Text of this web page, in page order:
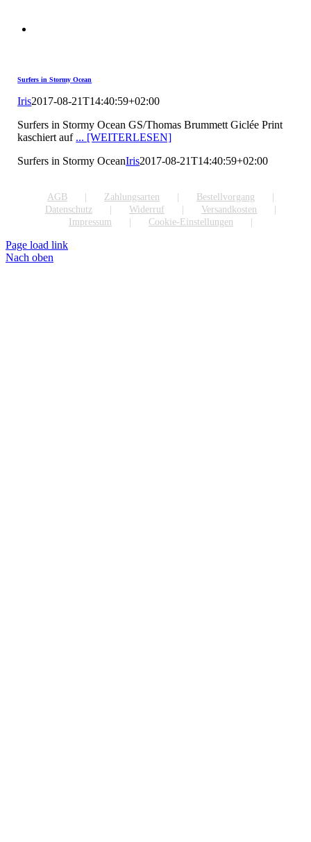
Surfers in Stormy Ocean
Iris2017-08-21T14:40:59+02:00
Surfers in Stormy Ocean GS/Thomas Brummett Giclée Print
kaschiert auf ... [WEITERLESEN]
Surfers in Stormy OceanIris2017-08-21T14:40:59+02:00
AGB Zahlungsarten
Bestellvorgang
Datenschutz
Widerruf
Versandkosten
Impressum
Cookie-Einstellungen
Page load link
Nach oben